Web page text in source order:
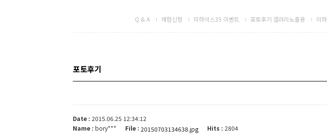
Q & A 체험신청 미하이스35 이벤트 포토후기 갤러리노출용 미
포토후기
Date : 2015.06.25 12:34:12
Name : bory*** File : 20150703134638.jpg Hits : 2804